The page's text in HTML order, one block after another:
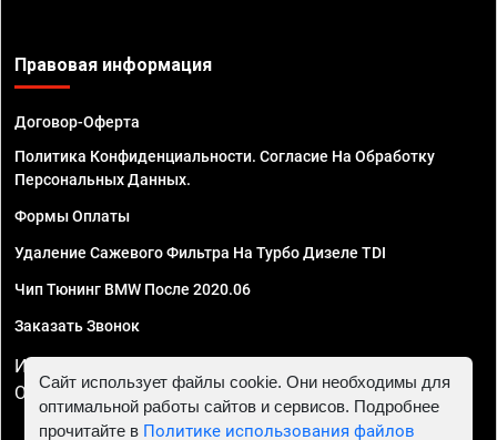
Правовая информация
Договор-Оферта
Политика Конфиденциальности. Согласие На Обработку
Персональных Данных.
Формы Оплаты
Удаление Сажевого Фильтра На Турбо Дизеле TDI
Чип Тюнинг BMW После 2020.06
Заказать Звонок
ИП Смирнов Георгий Павлович. ИНН 781302555843,
ОГРНИП 324470400032610
Сайт использует файлы cookie. Они необходимы для
оптимальной работы сайтов и сервисов. Подробнее
прочитайте в Политике использования файлов